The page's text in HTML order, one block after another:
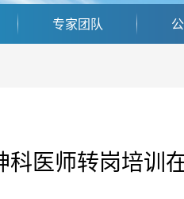
专家团队
科医师转岗培训